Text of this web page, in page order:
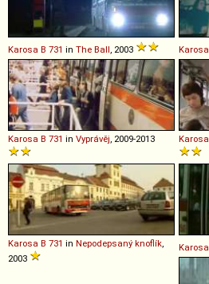
Karosa B 731 in The Ball , 2003 Karosa
Karosa B 731 in Vyprávěj , 2009-2013 Karosa
Karosa B 731 in Nepodepsaný knoflík
2003
Karosa